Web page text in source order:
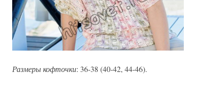
Размеры кофточки: 36-38 (40-42, 44-46).